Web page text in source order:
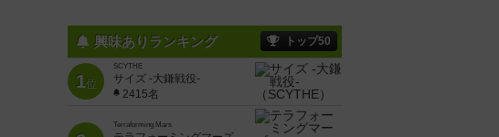
興味ありランキング トップ50
1位
SCYTHE
サイズ -大鎌戦役-
2415名
Terraforming Mars